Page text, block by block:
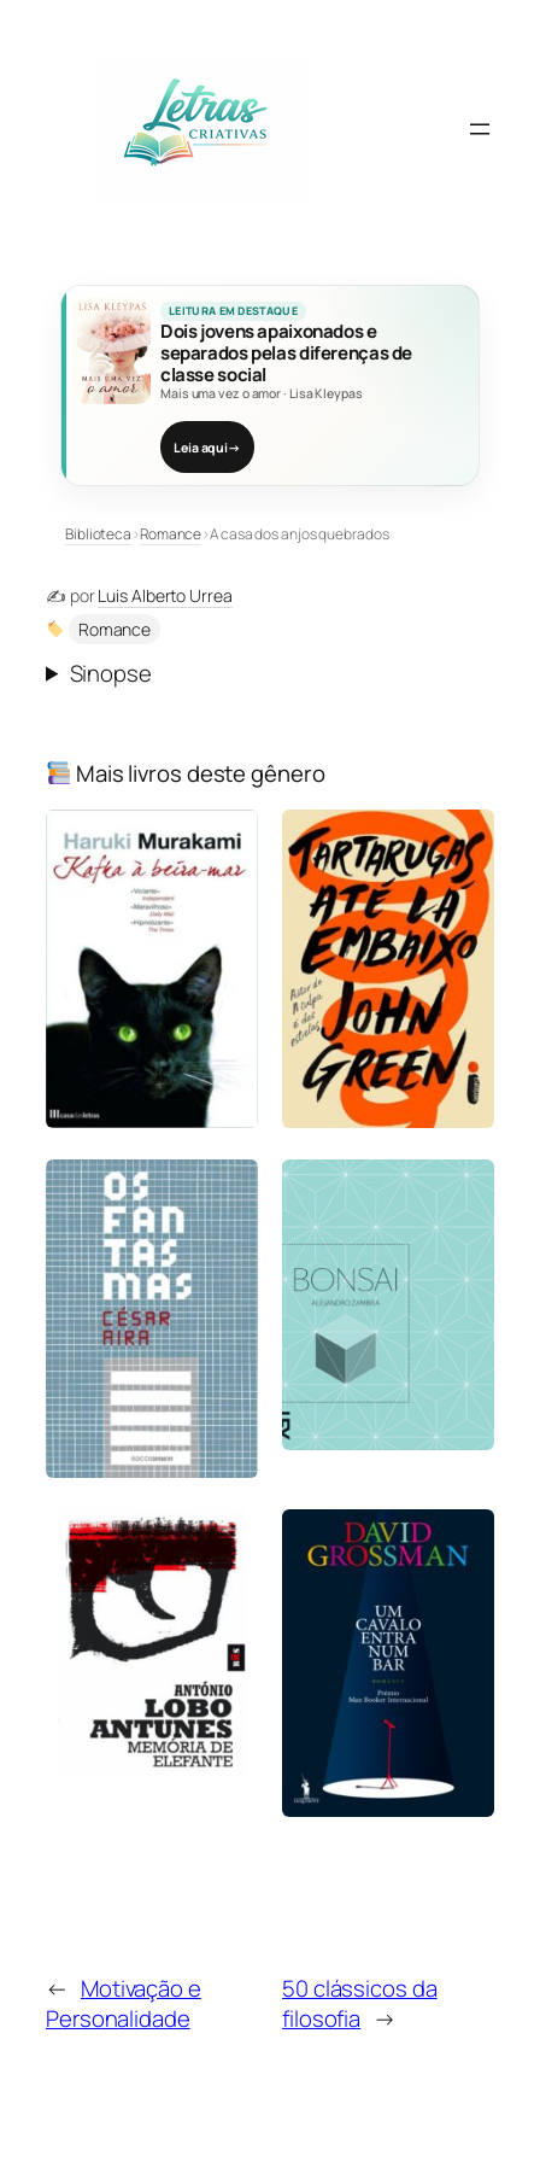
LEITURA EM DESTAQUE
Dois jovens apaixonados e
separados pelas diferenças de
classe social
Mais uma vez o amor· Lisa Kleypas
Leia aqui→
Biblioteca›Romance›A casa dos anjos quebrados
✍️ porLuis Alberto Urrea
Romance
Sinopse
Mais livros deste gênero
← Motivação e
Personalidade
50 clássicos da
filosofia →